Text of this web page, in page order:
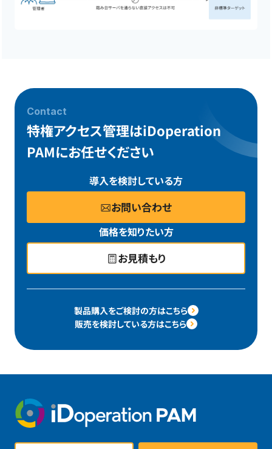
Contact
特権アクセス管理はiDoperation
PAMにお任せください
価格を知りたい方
お見積もり
導入を検討している方
お問い合わせ
製品購入をご検討の方はこちら
販売を検討している方はこちら